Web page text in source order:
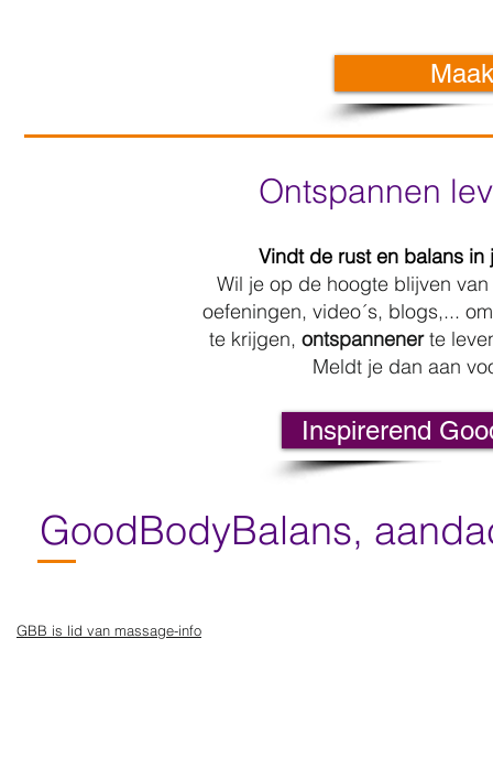
GoodBodyBalans,
Ontspannen
Vindt de rust en balans
Wil je op de hoogte blijven
oefeningen, video´s, blogs,...
te krijgen, ontspannener te
Meldt je dan aan
Inspirerend
GBB is lid van massage-info